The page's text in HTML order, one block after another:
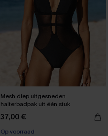
Mesh diep uitgesneden
halterbadpak uit één stuk
37,00 €
Op voorraad